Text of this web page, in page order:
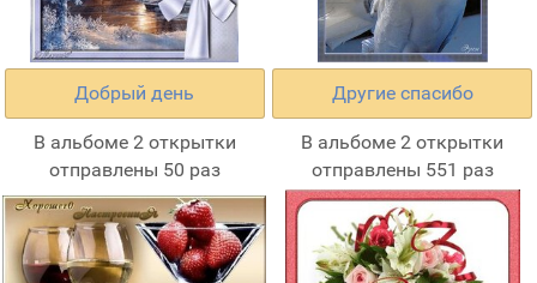
Добрый день
В альбоме 2 открытки
отправлены 50 раз
Другие спасибо
В альбоме 2 открытки
отправлены 551 раз